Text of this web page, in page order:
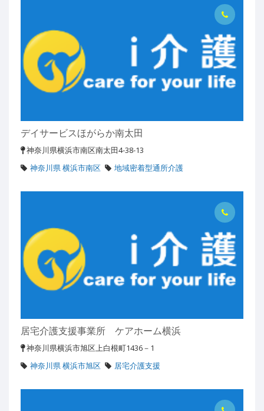
デイサービスほがらか南太田
神奈川県横浜市南区南太田4-38-13
神奈川県 横浜市南区
地域密着型通所介護
居宅介護支援事業所 ケアホーム横浜
神奈川県横浜市旭区上白根町1436－1
神奈川県 横浜市旭区
居宅介護支援